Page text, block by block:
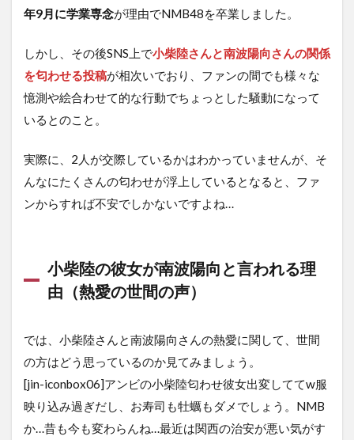
年9月に学業専念が理由でNMB48を卒業しました。
しかし、その後SNS上で小柴陸さんと南波陽向さんの関係
を匂わせる投稿が相次いでおり、ファンの間でも様々な
憶測や絵合わせて的な行動でちょっとした騒動になって
いるとのこと。
実際に、2人が交際しているかはわかっていませんが、そ
んなにたくさんの匂わせが浮上しているとなると、ファ
ンからすれば不安でしかないですよね…
小柴陸の彼女が南波陽向と言われる理
由（熱愛の世間の声）
では、小柴陸さんと南波陽向さんの熱愛に関して、世間
の方はどう思っているのか見てみましょう。
[jin-iconbox06]アンビの小柴陸匂わせ彼女出変しててw服
映り込み過ぎだし、お寿司も牡蠣もダメでしょう。NMB
か…昔も今も変わらんね…最近は関西の治安が悪い気がす